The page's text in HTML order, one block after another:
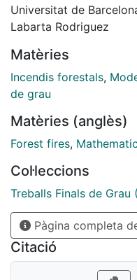
SOC behaviour
of appearance for
Universitat de
Labarta Rodriguez
Matèries
Incendis forestals,
de grau
Matèries (anglès)
Forest fires,
Col·leccions
Treballs Finals de Grau
Pàgina completa
Citació